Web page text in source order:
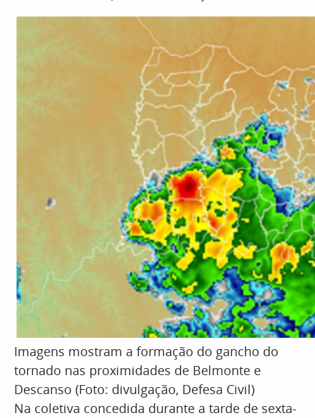
Imagens mostram a formação do gancho do
tornado nas proximidades de Belmonte e
Descanso (Foto: divulgação, Defesa Civil)
Na coletiva concedida durante a tarde de sexta-